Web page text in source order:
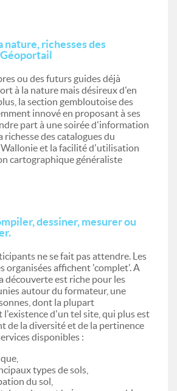
nature, richesses des
ou des futurs guides déjà
à la nature mais désireux d'en
la section gembloutoise des
innové en proposant à ses
part à une soirée d'information
des catalogues du
et la facilité d'utilisation
cartographique généraliste
dessiner, mesurer ou
ne se fait pas attendre. Les
organisées affichent 'complet'. A
découverte est riche pour les
autour du formateur, une
dont la plupart
l'existence d'un tel site, qui plus est
de la diversité et de la pertinence
disponibles :
types de sols,
du sol,